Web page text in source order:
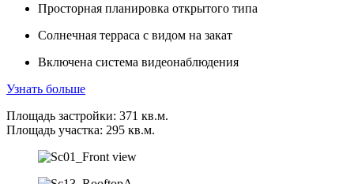
Просторная планировка открытого типа
Солнечная терраса с видом на закат
Включена система видеонаблюдения
Узнать больше
Площадь застройки: 371 кв.м.
Площадь участка: 295 кв.м.